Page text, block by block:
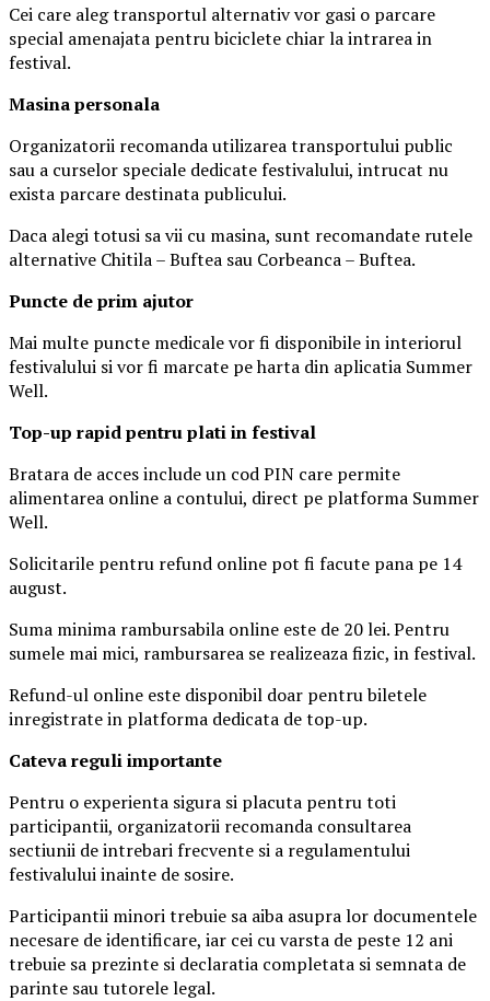
Cei care aleg transportul alternativ vor gasi o parcare
special amenajata pentru biciclete chiar la intrarea in
festival.
Masinapersonala
Organizatorii recomanda utilizarea transportului public
sau a curselor speciale dedicate festivalului, intrucat nu
exista parcare destinata publicului.
Daca alegi totusi sa vii cu masina, sunt recomandate rutele
alternative Chitila – Buftea sau Corbeanca – Buftea.
Puncte de prim ajutor
Mai multe puncte medicale vor fi disponibile in interiorul
festivalului si vor fi marcate pe harta din aplicatia Summer
Well.
Top-up rapid pentru plati in festival
Bratara de acces include un cod PIN care permite
alimentarea online a contului, direct pe platforma Summer
Well.
Solicitarile pentru refund online pot fi facute pana pe 14
august.
Suma minima rambursabila online este de 20 lei. Pentru
sumele mai mici, rambursarea se realizeaza fizic, in festival.
Refund-ul online este disponibil doar pentru biletele
inregistrate in platforma dedicata de top-up.
Cateva reguli importante
Pentru o experienta sigura si placuta pentru toti
participantii, organizatorii recomanda consultarea
sectiunii de intrebari frecvente si a regulamentului
festivalului inainte de sosire.
Participantii minori trebuie sa aiba asupra lor documentele
necesare de identificare, iar cei cu varsta de peste 12 ani
trebuie sa prezinte si declaratia completata si semnata de
parinte sau tutorele legal.